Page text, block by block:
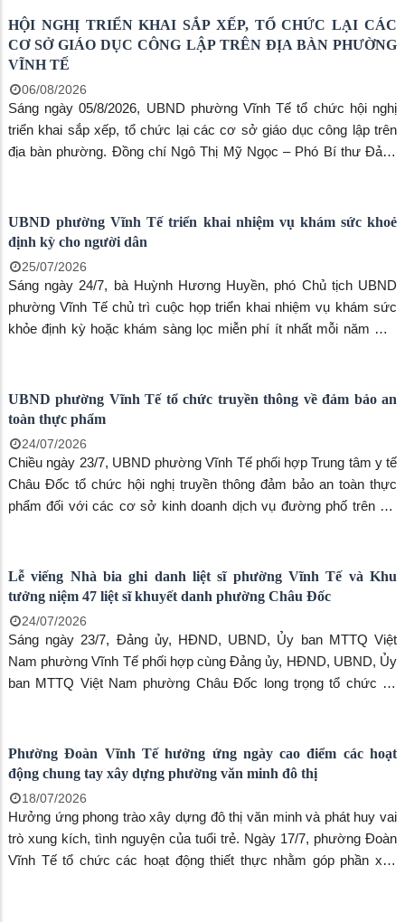
HỘI NGHỊ TRIỂN KHAI SẮP XẾP, TỔ CHỨC LẠI CÁC
CƠ SỞ GIÁO DỤC CÔNG LẬP TRÊN ĐỊA BÀN PHƯỜNG
VĨNH TẾ
06/08/2026
Sáng ngày 05/8/2026, UBND phường Vĩnh Tế tổ chức hội nghị
triển khai sắp xếp, tổ chức lại các cơ sở giáo dục công lập trên
địa bàn phường. Đồng chí Ngô Thị Mỹ Ngọc – Phó Bí thư Đảng
dự hội nghị có hiệu trưởng, phó hiệu trưởng và kế toán các
trường học trên địa bàn.
UBND phường Vĩnh Tế triển khai nhiệm vụ khám sức khoẻ
định kỳ cho người dân
25/07/2026
Sáng ngày 24/7, bà Huỳnh Hương Huyền, phó Chủ tịch UBND
phường Vĩnh Tế chủ trì cuộc họp triển khai nhiệm vụ khám sức
khỏe định kỳ hoặc khám sàng lọc miễn phí ít nhất mỗi năm một
UBND phường Vĩnh Tế tổ chức truyền thông về đảm bảo an
toàn thực phẩm
24/07/2026
Chiều ngày 23/7, UBND phường Vĩnh Tế phối hợp Trung tâm y tế
Châu Đốc tổ chức hội nghị truyền thông đảm bảo an toàn thực
phẩm đối với các cơ sở kinh doanh dịch vụ đường phố trên địa
sức khỏe người tiêu dùng và xây dựng môi trường kinh doanh
văn minh, an toàn.
Lễ viếng Nhà bia ghi danh liệt sĩ phường Vĩnh Tế và Khu
tưởng niệm 47 liệt sĩ khuyết danh phường Châu Đốc
24/07/2026
Sáng ngày 23/7, Đảng ủy, HĐND, UBND, Ủy ban MTTQ Việt
Nam phường Vĩnh Tế phối hợp cùng Đảng ủy, HĐND, UBND, Ủy
ban MTTQ Việt Nam phường Châu Đốc long trọng tổ chức Lễ
Ngày Thương binh - Liệt sĩ (27/7/1947 - 27/7/2026).
Phường Đoàn Vĩnh Tế hưởng ứng ngày cao điểm các hoạt
động chung tay xây dựng phường văn minh đô thị
18/07/2026
Hưởng ứng phong trào xây dựng đô thị văn minh và phát huy vai
trò xung kích, tình nguyện của tuổi trẻ. Ngày 17/7, phường Đoàn
Vĩnh Tế tổ chức các hoạt động thiết thực nhằm góp phần xây